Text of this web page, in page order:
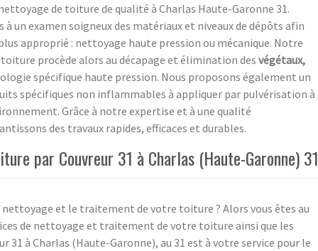
de toiture de qualité à Charlas Haute-Garonne 31.
un examen soigneux des matériaux et niveaux de dépôts afin
approprié : nettoyage haute pression ou mécanique. Notre
procède alors au décapage et élimination des végétaux,
spécifique haute pression. Nous proposons également un
spécifiques non inflammables à appliquer par pulvérisation à
Grâce à notre expertise et à une qualité
des travaux rapides, efficaces et durables.
par Couvreur 31 à Charlas (Haute-Garonne) 31
et le traitement de votre toiture ? Alors vous êtes au
de nettoyage et traitement de votre toiture ainsi que les
31 à Charlas (Haute-Garonne), au 31 est à votre service pour le